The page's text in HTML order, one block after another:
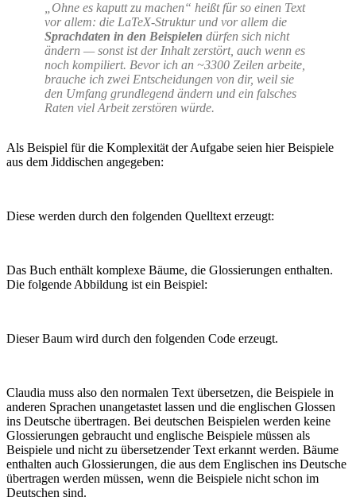
„Ohne es kaputt zu machen“ heißt für so einen Text
vor allem: die LaTeX-Struktur und vor allem die
Sprachdaten in den Beispielen dürfen sich nicht
ändern — sonst ist der Inhalt zerstört, auch wenn es
noch kompiliert. Bevor ich an ~3300 Zeilen arbeite,
brauche ich zwei Entscheidungen von dir, weil sie
den Umfang grundlegend ändern und ein falsches
Raten viel Arbeit zerstören würde.
Als Beispiel für die Komplexität der Aufgabe seien hier Beispiele
aus dem Jiddischen angegeben:
Diese werden durch den folgenden Quelltext erzeugt:
Das Buch enthält komplexe Bäume, die Glossierungen enthalten.
Die folgende Abbildung ist ein Beispiel:
Dieser Baum wird durch den folgenden Code erzeugt.
Claudia muss also den normalen Text übersetzen, die Beispiele in
anderen Sprachen unangetastet lassen und die englischen Glossen
ins Deutsche übertragen. Bei deutschen Beispielen werden keine
Glossierungen gebraucht und englische Beispiele müssen als
Beispiele und nicht zu übersetzender Text erkannt werden. Bäume
enthalten auch Glossierungen, die aus dem Englischen ins Deutsche
übertragen werden müssen, wenn die Beispiele nicht schon im
Deutschen sind.